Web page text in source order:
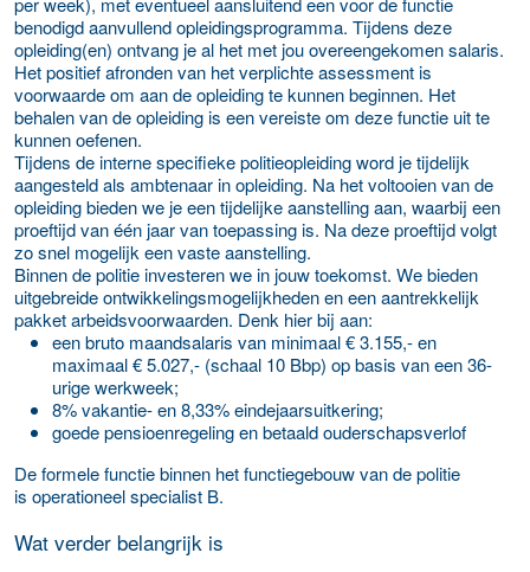
benodigd aanvullend opleidingsprogramma. Tijdens deze
opleiding(en) ontvang je al het met jou overeengekomen salaris.
Het positief afronden van het verplichte assessment is
voorwaarde om aan de opleiding te kunnen beginnen. Het
behalen van de opleiding is een vereiste om deze functie uit te
kunnen oefenen.
Tijdens de interne specifieke politieopleiding word je tijdelijk
aangesteld als ambtenaar in opleiding. Na het voltooien van de
opleiding bieden we je een tijdelijke aanstelling aan, waarbij een
proeftijd van één jaar van toepassing is. Na deze proeftijd volgt
zo snel mogelijk een vaste aanstelling.
Binnen de politie investeren we in jouw toekomst. We bieden
uitgebreide ontwikkelingsmogelijkheden en een aantrekkelijk
pakket arbeidsvoorwaarden. Denk hier bij aan:
een bruto maandsalaris van minimaal € 3.155,- en
maximaal € 5.027,- (schaal 10 Bbp) op basis van een 36-
urige werkweek;
8% vakantie- en 8,33% eindejaarsuitkering;
goede pensioenregeling en betaald ouderschapsverlof
De formele functie binnen het functiegebouw van de politie
is operationeel specialist B.
Wat verder belangrijk is